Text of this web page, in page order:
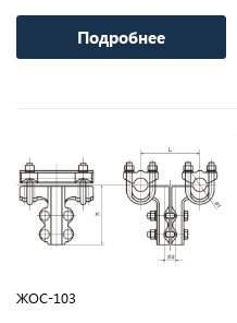
Подробнее
ЖОС-103